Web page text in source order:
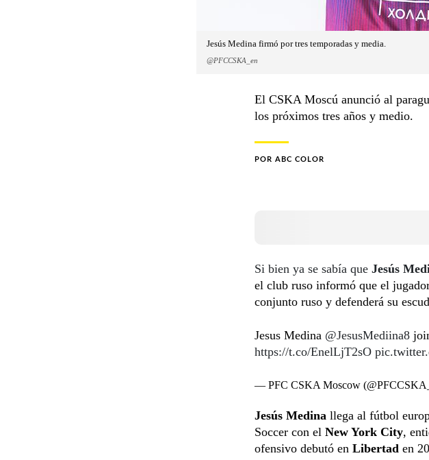
Jesús Medina firmó por tres temporadas y media.
@PFCCSKA_en
El CSKA Moscú anunció al
los próximos tres años y medio.
POR ABC COLOR
Si bien ya se sabía que Jesús
el club ruso informó que el
conjunto ruso y defenderá su
Jesus Medina @JesusMediina8
https://t.co/EnelLjT2sO
— PFC CSKA Moscow
Jesús Medina llega al fútbol
Soccer con el New York City,
ofensivo debutó en Libertad en